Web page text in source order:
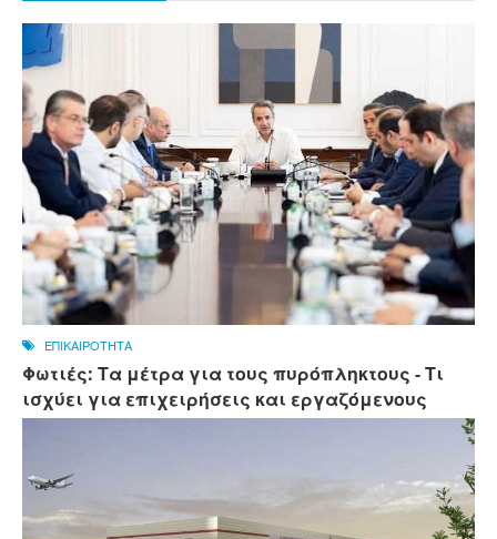
ΕΠΙΚΑΙΡΟΤΗΤΑ
Φωτιές: Τα μέτρα για τους πυρόπληκτους - Τι
ισχύει για επιχειρήσεις και εργαζόμενους